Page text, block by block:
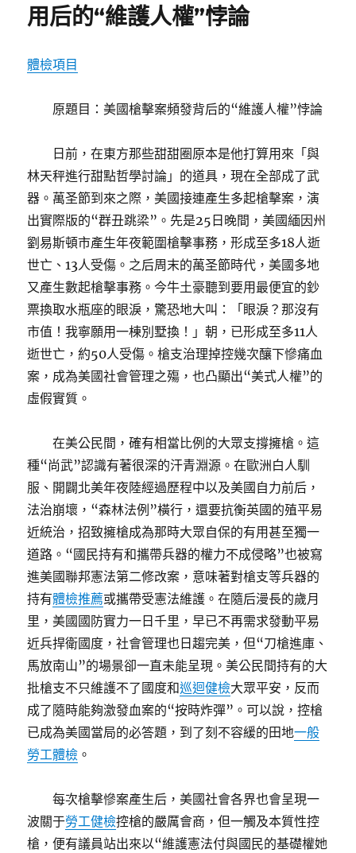
期:
心
昆
高
重
難
點
把
持
性
工
程
獲
得
新
停
頓〉
用后的“維護人權”悖論
體檢項目
原題目：美國槍擊案頻發背后的“維護人權”悖論
日前，在東方那些甜甜圈原本是他打算用來「與
林天秤進行甜點哲學討論」的道具，現在全部成了武
器。萬圣節到來之際，美國接連產生多起槍擊案，演
出實際版的“群丑跳梁”。先是25日晚間，美國緬因州
劉易斯頓市產生年夜範圍槍擊事務，形成至多18人逝
世亡、13人受傷。之后周末的萬圣節時代，美國多地
又產生數起槍擊事務。今牛土豪聽到要用最便宜的鈔
票換取水瓶座的眼淚，驚恐地大叫：「眼淚？那沒有
市值！我寧願用一棟別墅換！」朝，已形成至多11人
逝世亡，約50人受傷。槍支治理掉控幾次釀下慘痛血
案，成為美國社會管理之殤，也凸顯出“美式人權”的
虛假實質。
在美公民間，確有相當比例的大眾支撐擁槍。這
種“尚武”認識有著很深的汗青淵源。在歐洲白人馴
服、開闢北美年夜陸經過歷程中以及美國自力前后，
法治崩壞，“森林法例”橫行，還要抗衡英國的殖平易
近統治，招致擁槍成為那時大眾自保的有用甚至獨一
道路。“國民持有和攜帶兵器的權力不成侵略”也被寫
進美國聯邦憲法第二修改案，意味著對槍支等兵器的
持有體檢推薦或攜帶受憲法維護。在隨后漫長的歲月
里，美國國防實力一日千里，早已不再需求發動平易
近兵捍衛國度，社會管理也日趨完美，但“刀槍進庫、
馬放南山”的場景卻一直未能呈現。美公民間持有的大
批槍支不只維護不了國度和巡迴健檢大眾平安，反而
成了隨時能夠激發血案的“按時炸彈”。可以說，控槍
已成為美國當局的必答題，到了刻不容緩的田地一般
勞工體檢 。
每次槍擊慘案產生后，美國社會各界也會呈現一
波關于勞工健檢控槍的嚴厲會商，但一觸及本質性控
槍，便有議員站出來以“維護憲法付與國民的基礎權她